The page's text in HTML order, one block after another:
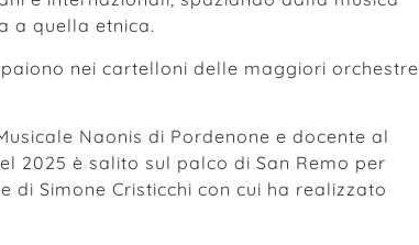
a quella etnica.
nei cartelloni delle maggiori orchestre
Naonis di Pordenone e docente al
2025 è salito sul palco di San Remo per
di Simone Cristicchi con cui ha realizzato